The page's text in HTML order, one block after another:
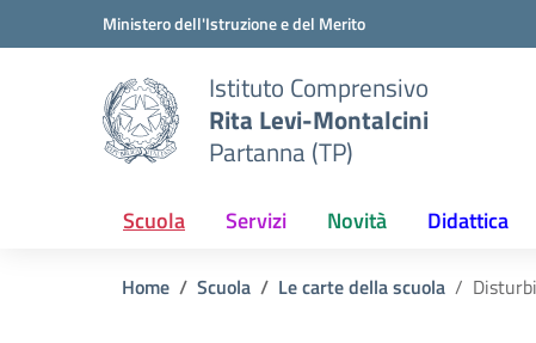
Vai ai contenuti
Vai al menu di navigazioneMinistero dell'Istruzione e del Merito
Istituto Comprensivo
Rita Levi-Montalcini
Partanna (TP)
Scuola Servizi Novità Didattica
Home Scuola Le carte della scuola